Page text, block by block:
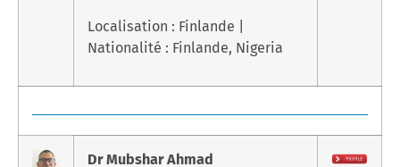
Localisation : Finlande |
Nationalité : Finlande, Nigeria
Dr Mubshar Ahmad